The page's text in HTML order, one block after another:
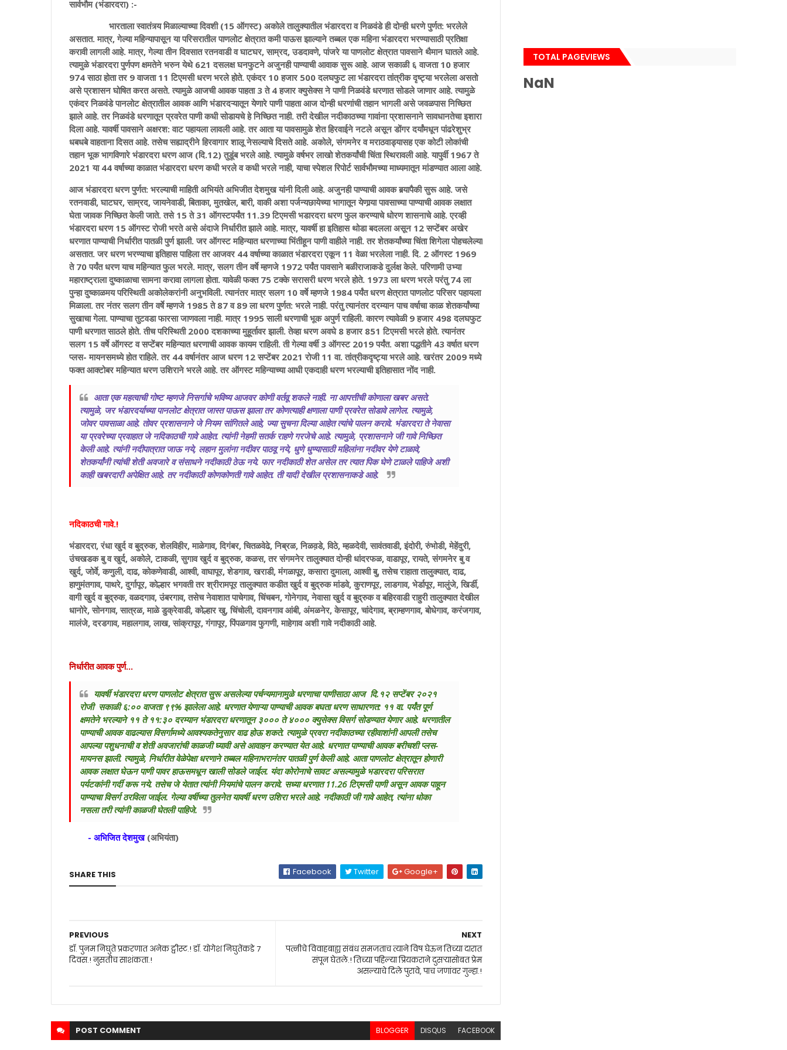
सार्वभौम (भंडारदरा) :-
भारताला स्वातंत्र्य मिळाल्याच्या दिवशी (15 ऑगस्ट) अकोले तालुक्यातील भंडारदरा व निळवंडे ही दोन्ही धरणे पुर्णत: भरलेले
असतात. मात्र, गेल्या महिन्यापासून या परिसरातील पाणलोट क्षेत्रात कमी पाऊस झाल्याने तब्बल एक महिना भंडारदरा भरण्यासाठी प्रतिक्षा
करावी लागली आहे. मात्र, गेल्या तीन दिवसात रतनवाडी व घाटघर, साम्रद, उडदावणे, पांजरे या पाणलोट क्षेत्रात पावसाने थैमान घातले आहे.
त्यामुळे भंडारदरा पुर्णपण क्षमतेने भरुन येथे 621 दसलक्ष घनफुटने अजुनही पाण्याची आवाक सुरू आहे. आज सकाळी ६ वाजता 10 हजार
974 साठा होता तर 9 वाजता 11 टिएमसी धरण भरले होते. एकंदर 10 हजार 500 दलघफुट ला भंडारदरा तांत्रीक दृष्ट्या भरलेला असतो
असे प्रशासन घोषित करत असते. त्यामुळे आजची आवक पाहता 3 ते 4 हजार क्युसेक्स ने पाणी निळवंडे धरणात सोडले जाणार आहे. त्यामुळे
एकंदर निळवंडे पानलोट क्षेत्रातील आवक आणि भंडारदऱ्यातून येणारे पाणी पाहता आज दोन्ही धरणांची तहान भागली असे जवळपास निच्छित
झाले आहे. तर निळवंडे धरणातून प्रवरेत पाणी कधी सोडायचे हे निच्छित नाही. तरी देखील नदीकाठच्या गावांना प्रशासनाने सावधानतेचा इशारा
दिला आहे. यावर्षी पावसाने अक्षरश: वाट पहायला लावली आहे. तर आता या पावसामुळे शेत हिरवाईने नटले असून डोंगर दर्यांमधून पांढरेशुभ्र
धबधबे वाहताना दिसत आहे. तसेच सह्याद्रीने हिरवागार शालू नेसल्याचे दिसते आहे. अकोले, संगमनेर व मराठवाड्यासह एक कोटी लोकांची
तहान भूक भागविणारे भंडारदरा धरण आज (दि.12) तुडूंब भरले आहे. त्यामुळे वर्षभर लाखो शेतकर्यांची चिंता स्थिरावली आहे. यापुर्वी 1967 ते
2021 या 44 वर्षाच्या काळात भंडारदरा धरण कधी भरले व कधी भरले नाही, याचा स्पेशल रिपोर्ट सार्वभौमच्या माध्यमातून मांडण्यात आला आहे.
आज भंडारदरा धरण पुर्णत: भरल्याची माहिती अभियंते अभिजीत देशमुख यांनी दिली आहे. अजुनही पाण्याची आवक बर्‍यापैकी सुरू आहे. जसे
रतनवाडी, घाटघर, साम्रद, जायनेवाडी, बिताका, मुतखेल, बारी, वाकी अशा पर्जन्यछायेच्या भागातून येणार्‍या पावसाच्या पाण्याची आवक लक्षात
घेता जावक निच्छित केली जाते. तसे 15 ते 31 ऑगस्टपर्यंत 11.39 टिएमसी भडारदरा धरण फुल करण्याचे धोरण शासनाचे आहे. एरव्ही
भंडारदरा धरण 15 ऑगस्ट रोजी भरते असे अंदाजे निर्धारीत झाले आहे. मात्र, यावर्षी हा इतिहास थोडा बदलला असून 12 सप्टेंबर अखेर
धरणात पाण्याची निर्धारीत पातळी पुर्ण झाली. जर ऑगस्ट महिन्यात धरणाच्या भिंतीहून पाणी वाहीले नाही. तर शेतकर्यांच्या चिंता शिगेला पोहचलेल्या
असतात. जर धरण भरण्याचा इतिहास पाहिला तर आजवर 44 वर्षाच्या काळात भंडारदरा एकून 11 वेळा भरलेला नाही. दि. 2 ऑगस्ट 1969
ते 70 पर्यंत धरण याच महिन्यात फुल भरले. मात्र, सलग तीन वर्षे म्हणजे 1972 पर्यंत पावसाने बळीराजाकडे दुर्लक्ष केले. परिणामी उभ्या
महाराष्ट्राला दुष्काळाचा सामना करावा लागला होता. यावेळी फक्त 75 टक्के सरासरी धरण भरले होते. 1973 ला धरण भरले परंतु 74 ला
पुन्हा दुष्काळमय परिस्थिती अकोलेकरांनी अनुभविली. त्यानंतर मात्र सलग 10 वर्षे म्हणजे 1984 पर्यंत धरण क्षेत्रात पाणलोट परिसर पहायला
मिळाला. तर नंतर सलग तीन वर्षे म्हणजे 1985 ते 87 व 89 ला धरण पुर्णत: भरले नाही. परंतु त्यानंतर दरम्यान पाच वर्षाचा काळ शेतकर्यांच्या
सुखाचा गेला. पाण्याचा तुटवडा फारसा जाणवला नाही. मात्र 1995 साली धरणाची भूक अपुर्ण राहिली. कारण त्यावेळी 9 हजार 498 दलघफुट
पाणी धरणात साठले होते. तीच परिस्थिती 2000 दशकाच्या मुहूर्तावर झाली. तेव्हा धरण अवघे 8 हजार 851 टिएमसी भरले होते. त्यानंतर
सलग 15 वर्षे ऑगस्ट व सप्टेंबर महिन्यात धरणाची आवक कायम राहिली. ती गेल्या वर्षी 3 ऑगस्ट 2019 पर्यंत. अशा पद्धतीने 43 वर्षात धरण
प्लस- मायनसमध्ये होत राहिले. तर 44 वर्षानंतर आज धरण 12 सप्टेंबर 2021 रोजी 11 वा. तांत्रीकदृष्ट्या भरले आहे. खरंतर 2009 मध्ये
फक्त आक्टोबर महिन्यात धरण उशिराने भरले आहे. तर ऑगस्ट महिन्याच्या आधी एकदाही धरण भरल्याची इतिहासात नोंद नाही.
आता एक महत्वाची गोष्ट म्हणजे निसर्गाचे भविष्य आजवर कोणी वर्तवू शकले नाही. ना आपत्तीची कोणाला खबर असते.
त्यामुळे, जर भंडारदर्याच्या पानलोट क्षेत्रात जास्त पाऊस झाला तर कोणत्याही क्षणाला पाणी प्रवरेत सोडावे लागेल. त्यामुळे,
जोवर पावसाळा आहे. तोवर प्रशासनाने जे नियम सांगितले आहे, ज्या सुचना दिल्या आहेत त्यांचे पालन करावे. भंडारदरा ते नेवासा
या प्रवरेच्या प्रवाहात जे नदिकाठची गावे आहेत. त्यांनी नेहमी सतर्क राहणे गरजेचे आहे. त्यामुळे, प्रशासनाने जी गावे निच्छित
केली आहे. त्यांनी नदीपात्रात जाऊ नये, लहान मुलांना नदीवर पाठवू नये, धुणे धुण्यासाठी महिलांना नदीवर येणे टाळावे,
शेतकर्यांनी त्यांची शेती अवजारे व संसाधने नदीकाठी ठेऊ नये. फार नदीकाठी शेत असेल तर त्यात पिक घेणे टाळले पाहिजे अशी
काही खबरदारी अपेक्षित आहे. तर नदीकाठी कोणकोणती गावे आहेत. ती यादी देखील प्रशासनाकडे आहे.
नदिकाठची गावे.!
भंडारदरा, रंधा खुर्द व बुद्रुक, शेलविहीर, माळेगाव, दिगंबर, चितळवेढे, निब्रळ, निळव़डे, विठे, म्हळदेवी, सावंतवाडी, इंदोरी, रुंभोडी, मेहेंदुरी,
उंचखडक बु व खुर्द, अकोले, टाकळी, सुगाव खुर्द व बुद्रुक, कळस, तर संगमनेर तालुक्यात दोन्ही धांदरफळ, वाडापूर, रायते, संगमनेर बु व
खुर्द, जोर्वे, कणुली, दाढ, कोकणेवाडी, आश्वी, वाघापूर, शेडगाव, खराडी, मंगळापूूर, कसारा दुमाला, आश्वी बु, तसेच राहाता तालुक्यात, दाढ,
हाणुमंतगाव, पाथरे, दुर्गापूर, कोल्हार भगवती तर श्रीरामपूर तालुक्यात कडीत खुर्द व बुद्रुक मांडवे, कुराणपूर, लाडगाव, भेर्डापूर, मालुंजे, खिर्डी,
वागी खुर्द व बुद्रुक, वळदगाव, उंबरगाव, तसेच नेवाशात पाचेगाव, चिंचबन, गोनेगाव, नेवासा खुर्द व बुद्रुक व बहिरवाडी राहुरी तालुक्यात देखील
धानोरे, सोनगाव, सात्रळ, माळे डुक्रेवाडी, कोल्हार खु, चिंचोली, दावनगाव आंबी, अंमळनेर, केसापूर, चांदेगाव, ब्राम्हणगाव, बोधेगाव, करंजगाव,
मालंजे, दरडगाव, महालगाव, लाख, सांक्रापूर, गंगापूर, पिंपळगाव फुगणी, माहेगाव अशी गावे नदीकाठी आहे.
निर्धारीत आवक पुर्ण...
यावर्षीभंडारदरा धरण पाणलोट क्षेत्रात सुरू असलेल्या पर्चन्यमानामुळे धरणाचा पाणीसाठा आज दि.१२ सप्टेंबर २०२१
रोजी सकाळी ६:०० वाजता ९९% झालेला आहे. धरणात येणाऱ्या पाण्याची आवक बघता धरण साधारणत: ११ वा. पर्यंत पूर्ण
क्षमतेने भरल्याने ११ ते ११:३० दरम्यान भंडारदरा धरणातून ३००० ते ४००० क्युसेक्स विसर्ग सोडण्यात येणार आहे. धरणातील
पाण्याची आवक वाढल्यास विसर्गामध्ये आवश्यकतेनुसार वाढ होऊ शकते. त्यामुळे प्रवरा नदीकाठच्या रहीवाशांनी आपली तसेच
आपल्या पशुधनाची व शेती अवजारांची काळजी घ्यावी असे आवाहन करण्यात येत आहे. धरणात पाण्याची आवक बरीचशी प्लस-
मायनस झाली. त्यामुळे, निर्धारीत वेळेपेक्षा धरणाने तब्बल महिनाभरानंतर पातळी पुर्ण केली आहे. आता पाणलोट क्षेत्रातून होणारी
आवक लक्षात घेऊन पाणी पावर हाऊसमधून खाली सोडले जाईल. यंदा कोरोनाचे सावट असल्यामुळे भडारदरा परिसरात
पर्यटकांनी गर्दी करू नये. तसेच जे येतात त्यांनी नियमांचे पालन करावे. सध्या धरणात 11.26 टिएमसी पाणी असून आवक पाहून
पाण्याचा विसर्ग ठरविला जाईल. गेल्या वर्षीच्या तुलनेत यावर्षी धरण उशिरा भरले आहे. नदीकाठी जी गावे आहेत, त्यांना धोका
नसला तरी त्यांनी काळजी घेतली पाहिजे.
- अभिजित देशमुख(अभियंता)
SHARE THIS Facebook Twitter Google+
NEXT
पत्नीचे विवाहबाह्य संबंध समजताच त्याने विष घेऊन तिच्या दारात
संपून घेतले.! तिच्या पहिल्या प्रियकराने दुसर्‍यासोबत प्रेम
असल्याचे दिले पुरावे, पाच जणांवर गुन्हा.!
PREVIOUS
डॉ. पुनम निघुते प्रकरणात अनेक ट्वीस्ट.! डॉ. योगेश निघुतेंकडे 7
दिवस.! नुसतीच साशंकता.!
POST COMMENT BLOGGER DISQUS FACEBOOK
TOTAL PAGEVIEWS
NaN